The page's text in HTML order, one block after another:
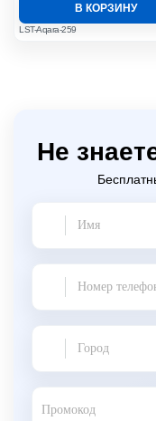
В КОРЗИНУ
LST-Aqara-259
Не